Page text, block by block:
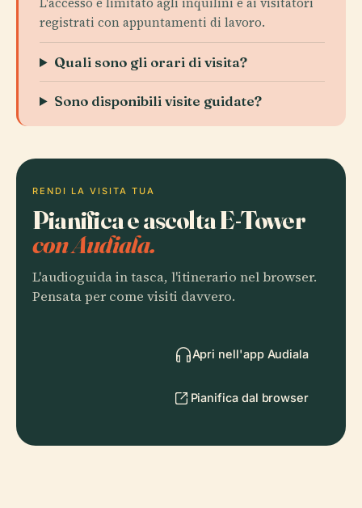
registrati con appuntamenti di lavoro.
Quali sono gli orari di visita?
Sono disponibili visite guidate?
RENDI LA VISITA TUA
Pianifica e ascolta E-Tower
con Audiala.
L'audioguida in tasca, l'itinerario nel browser.
Pensata per come visiti davvero.
Apri nell'app Audiala
Pianifica dal browser